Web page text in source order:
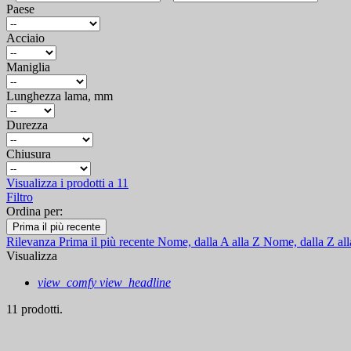
Paese
Acciaio
Maniglia
Lunghezza lama, mm
Durezza
Chiusura
Visualizza i prodotti a 11
Filtro
Ordina per:
Prima il più recente
Rilevanza Prima il più recente Nome, dalla A alla Z Nome, dalla Z
Visualizza
view_comfy view_headline
11 prodotti.